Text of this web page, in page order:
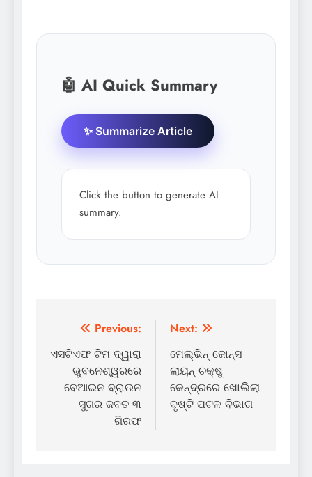
🤖 AI Quick Summary
✨ Summarize Article
Click the button to generate AI
summary.
Post
navigation
Previous:
ଏସଟିଏଫ ଟିମ ଦ୍ୱାରା
ଭୁବନେଶ୍ୱରରେ
ବେଆଇନ ବ୍ରାଉନ
ସୁଗର ଜବତ ୩
ଗିରଫ
Next:
ମେଲ୍‌ଭିନ୍ ଜୋନ୍‌ସ
ଲାୟନ୍ ଚକ୍ଷୁ
କେନ୍ଦ୍ରରେ ଖୋଲିଲା
ଦୃଷ୍ଟି ପଟଳ ବିଭାଗ